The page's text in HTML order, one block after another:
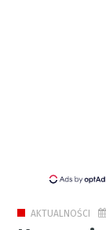
AKTUALNOŚCI